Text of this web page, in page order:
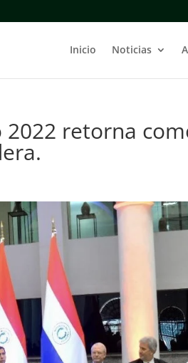
Inicio Noticias
2022 retorna